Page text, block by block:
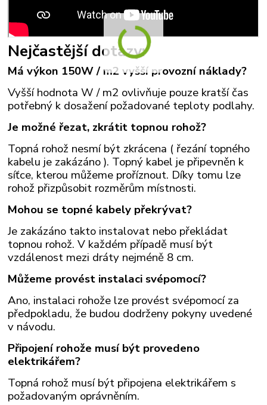
Nejčastější dotazy:
Má výkon 150W / m2 vyšší provozní náklady?
Vyšší hodnota W / m2 ovlivňuje pouze kratší čas
potřebný k dosažení požadované teploty podlahy.
Je možné řezat, zkrátit topnou rohož?
Topná rohož nesmí být zkrácena ( řezání topného
kabelu je zakázáno ). Topný kabel je připevněn k
síťce, kterou můžeme proříznout. Díky tomu lze
rohož přizpůsobit rozměrům místnosti.
Mohou se topné kabely překrývat?
Je zakázáno takto instalovat nebo překládat
topnou rohož. V každém případě musí být
vzdálenost mezi dráty nejméně 8 cm.
Můžeme provést instalaci svépomocí?
Ano, instalaci rohože lze provést svépomocí za
předpokladu, že budou dodrženy pokyny uvedené
v návodu.
Připojení rohože musí být provedeno
elektrikářem?
Topná rohož musí být připojena elektrikářem s
požadovaným oprávněním.